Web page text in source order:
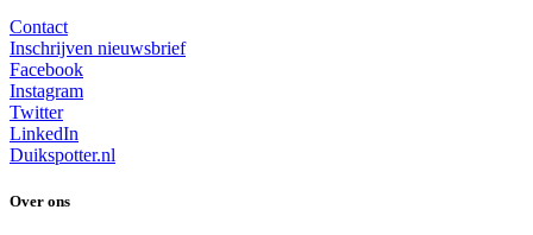
Contact
Inschrijven nieuwsbrief
Facebook
Instagram
Twitter
LinkedIn
Duikspotter.nl
Over ons